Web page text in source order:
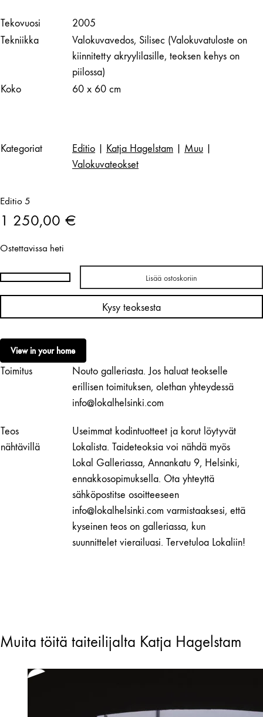
Tekovuosi
2005
Tekniikka
Valokuvavedos, Silisec (Valokuvatuloste on
kiinnitetty akryylilasille, teoksen kehys on
piilossa)
Koko
60 x 60 cm
Kategoriat Editio Katja Hagelstam Muu
Valokuvateokset
Editio 5
1 250,00 €
Ostettavissa heti
Katja
Hagelstam
määrä
Lisää ostoskoriin
Kysy teoksesta
View in your home
Toimitus
Nouto galleriasta. Jos haluat teokselle
erillisen toimituksen, olethan yhteydessä
info@lokalhelsinki.com
Teos
nähtävillä
Useimmat kodintuotteet ja korut löytyvät
Lokalista. Taideteoksia voi nähdä myös
Lokal Galleriassa, Annankatu 9, Helsinki,
ennakkosopimuksella. Ota yhteyttä
sähköpostitse osoitteeseen
info@lokalhelsinki.com varmistaaksesi, että
kyseinen teos on galleriassa, kun
suunnittelet vierailuasi. Tervetuloa Lokaliin!
Muita töitä taiteilijalta Katja Hagelstam